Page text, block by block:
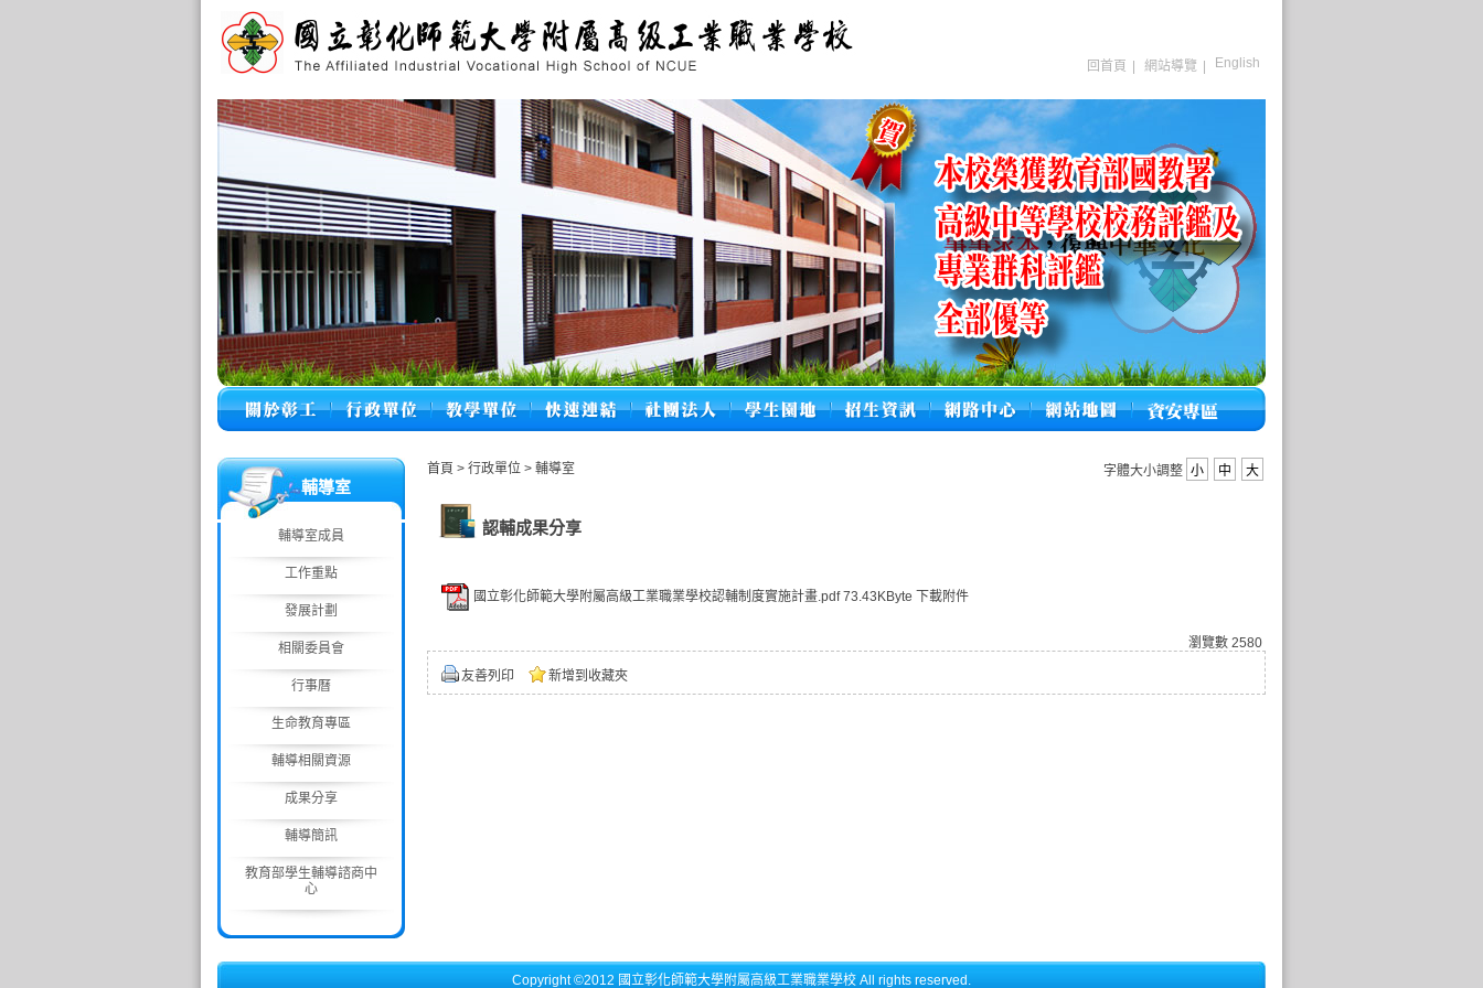
回首頁 網站導覽 English
輔導室
輔導室成員
工作重點
發展計劃
相關委員會
行事曆
生命教育專區
輔導相關資源
成果分享
輔導簡訊
教育部學生輔導諮商中
心
首頁 > 行政單位 > 輔導室 字體大小調整 小 中 大
認輔成果分享
國立彰化師範大學附屬高級工業職業學校認輔制度實施計畫.pdf 73.43KByte 下載附件
瀏覽數 2580
友善列印 新增到收藏夾
Copyright ©2012 國立彰化師範大學附屬高級工業職業學校 All rights reserved.